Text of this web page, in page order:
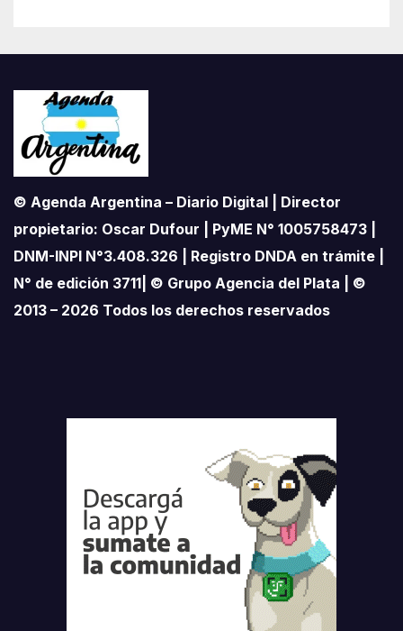
© Agenda Argentina – Diario Digital | Director
propietario: Oscar Dufour | PyME N° 1005758473 |
DNM-INPI N°3.408.326 | Registro DNDA en trámite |
N° de edición 3711| © Grupo Agencia del Plata | ©
2013 – 2026 Todos los derechos reservados